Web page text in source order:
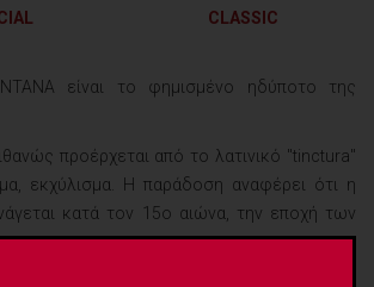
CLASSIC
είναι το φημισμένο ηδύποτο της
προέρχεται από το λατινικό "tinctura"
εκχύλισμα. Η παράδοση αναφέρει ότι η
κατά τον 15ο αιώνα, την εποχή των